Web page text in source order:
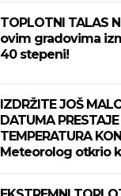
TOPLOTNI TALAS
ovim gradovima
40 stepeni!
IZDRŽITE JOŠ
DATUMA
TEMPERATURA
Meteorolog otkrio